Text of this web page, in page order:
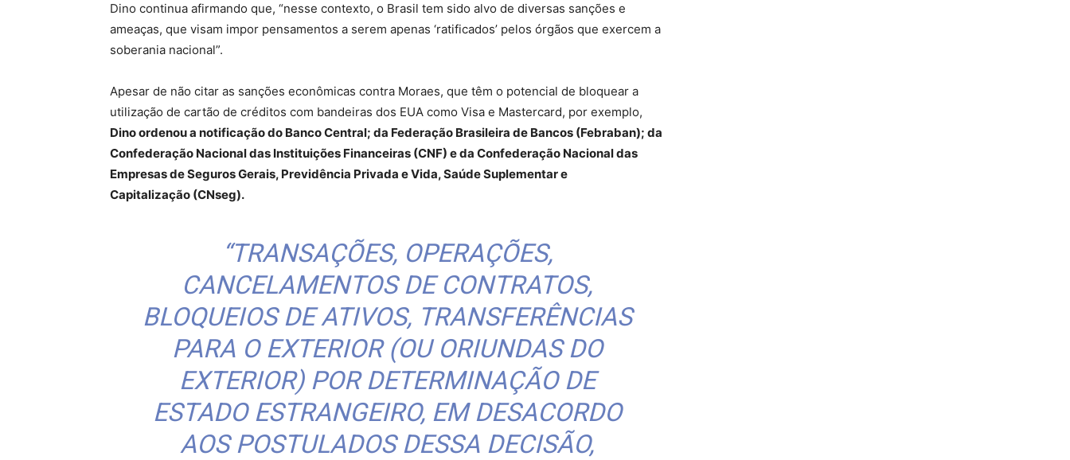
Dino continua afirmando que, “nesse contexto, o Brasil tem sido alvo de diversas sanções e
ameaças, que visam impor pensamentos a serem apenas ‘ratificados’ pelos órgãos que exercem a
soberania nacional”.
Apesar de não citar as sanções econômicas contra Moraes, que têm o potencial de bloquear a
utilização de cartão de créditos com bandeiras dos EUA como Visa e Mastercard, por exemplo,
Dino ordenou a notificação do Banco Central; da Federação Brasileira de Bancos (Febraban); da
Confederação Nacional das Instituições Financeiras (CNF) e da Confederação Nacional das
Empresas de Seguros Gerais, Previdência Privada e Vida, Saúde Suplementar e
Capitalização (CNseg).
“TRANSAÇÕES, OPERAÇÕES,
CANCELAMENTOS DE CONTRATOS,
BLOQUEIOS DE ATIVOS, TRANSFERÊNCIAS
PARA O EXTERIOR (OU ORIUNDAS DO
EXTERIOR) POR DETERMINAÇÃO DE
ESTADO ESTRANGEIRO, EM DESACORDO
AOS POSTULADOS DESSA DECISÃO,